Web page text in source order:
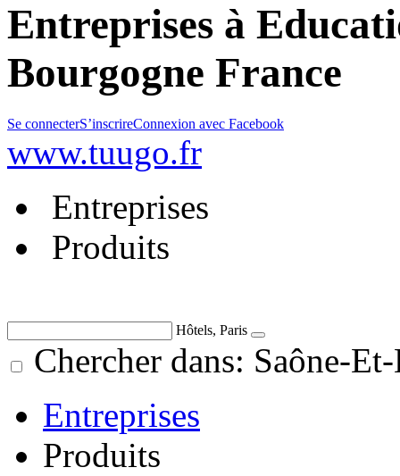
Entreprises à
Bourgogne France
Se connecterS’inscrireConnexion avec Facebook
www.tuugo.fr
Entreprises
Produits
Hôtels, Paris
Chercher dans: Saône-
Entreprises
Produits